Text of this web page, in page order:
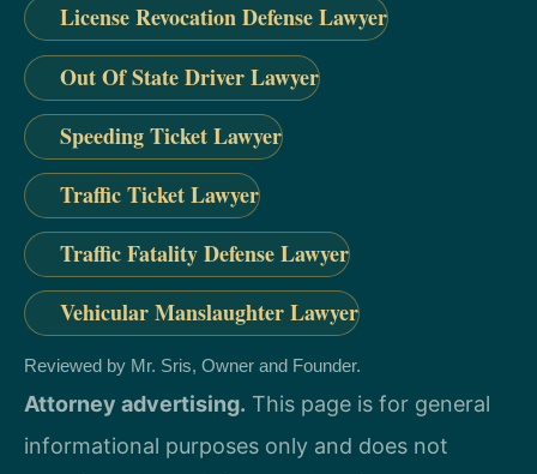
License Revocation Defense Lawyer
Out Of State Driver Lawyer
Speeding Ticket Lawyer
Traffic Ticket Lawyer
Traffic Fatality Defense Lawyer
Vehicular Manslaughter Lawyer
Reviewed by Mr. Sris, Owner and Founder.
Attorney advertising. This page is for general
informational purposes only and does not